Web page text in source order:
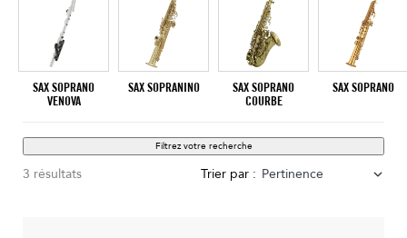
SAX SOPRANO
VENOVA
SAX SOPRANINO
SAX SOPRANO
COURBE
SAX SOPRANO
Filtrez votre recherche
3 résultats Trier par : Pertinence